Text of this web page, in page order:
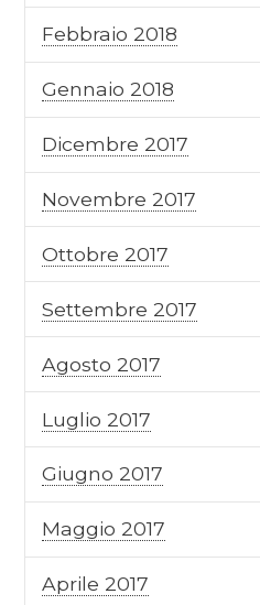
Febbraio 2018
Gennaio 2018
Dicembre 2017
Novembre 2017
Ottobre 2017
Settembre 2017
Agosto 2017
Luglio 2017
Giugno 2017
Maggio 2017
Aprile 2017